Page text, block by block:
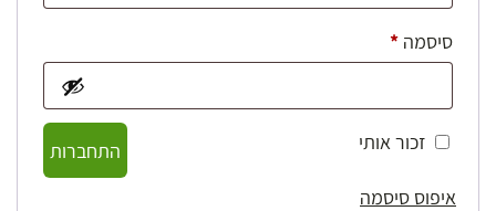
סיסמה *חובה
זכור אותי
התחברות
איפוס סיסמה